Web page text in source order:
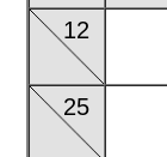
12
25